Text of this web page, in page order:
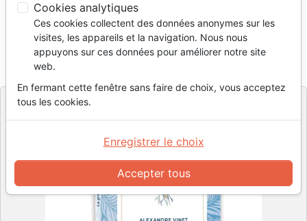
La grâce, la loi et la joie
Auteur :Alexandre Vinet
RéférenceBLF7142 EAN9782386571428
Editeur BLF Éditions
Cookies analytiques
Ces cookies collectent des données anonymes sur les
visites, les appareils et la navigation. Nous nous
appuyons sur ces données pour améliorer notre site
web.
En fermant cette fenêtre sans faire de choix, vous acceptez
tous les cookies.
Accepter tous
Enregistrer le choix